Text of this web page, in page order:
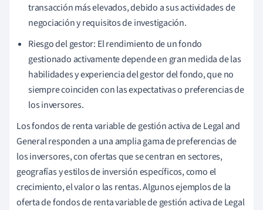
transacción más elevados, debido a sus actividades de
negociación y requisitos de investigación.
Riesgo del gestor: El rendimiento de un fondo
gestionado activamente depende en gran medida de las
habilidades y experiencia del gestor del fondo, que no
siempre coinciden con las expectativas o preferencias de
los inversores.
Los fondos de renta variable de gestión activa de Legal and
General responden a una amplia gama de preferencias de
los inversores, con ofertas que se centran en sectores,
geografías y estilos de inversión específicos, como el
crecimiento, el valor o las rentas. Algunos ejemplos de la
oferta de fondos de renta variable de gestión activa de Legal